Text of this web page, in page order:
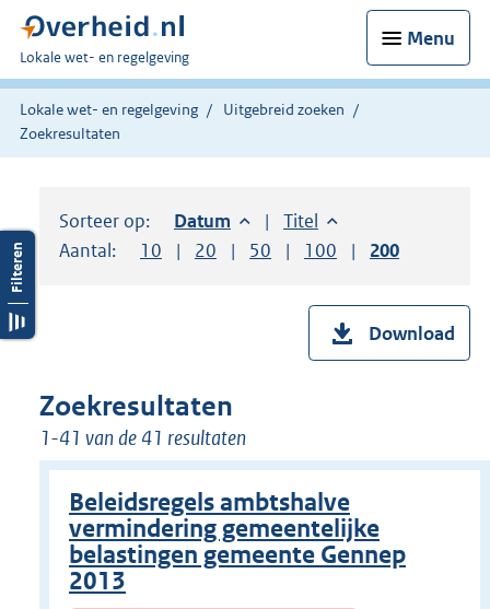
Menu
U
bent
hier:
Lokale wet- en regelgeving
Lokale wet- en regelgeving
Uitgebreid zoeken
Zoekresultaten
Sorteer op: Sorteer op:
Datum aflopendSorteer op:
Titel oplopend
Aantal:
Toon
10 resultaten per pagina
Toon
20 resultaten per pagina
Toon
50 resultaten per pagina
Toon
100 resultaten per
Toon
200
Download
Zoekresultaten
1-41 van de 41 resultaten
Beleidsregels ambtshalve
vermindering gemeentelijke
belastingen gemeente Gennep
2013